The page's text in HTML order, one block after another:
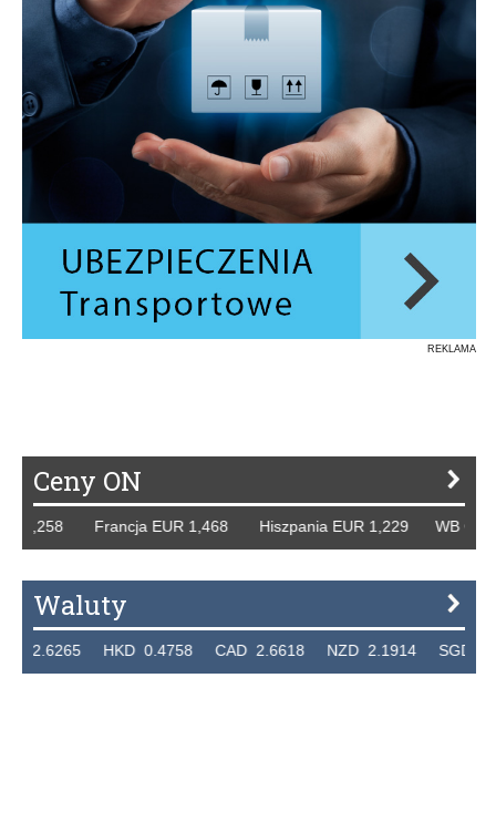
REKLAMA
Ceny ON
Francja EUR 1,468 Hiszpania EUR 1,229 WB GBP
Waluty
HKD 0.4758 CAD 2.6618 NZD 2.1914 SGD